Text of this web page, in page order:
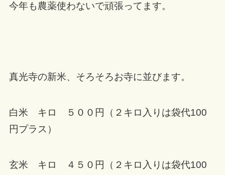
今年も農薬使わないで頑張ってます。
真光寺の新米、そろそろお寺に並びます。
白米 キロ ５００円（２キロ入りは袋代100
円プラス）
玄米 キロ ４５０円（２キロ入りは袋代100